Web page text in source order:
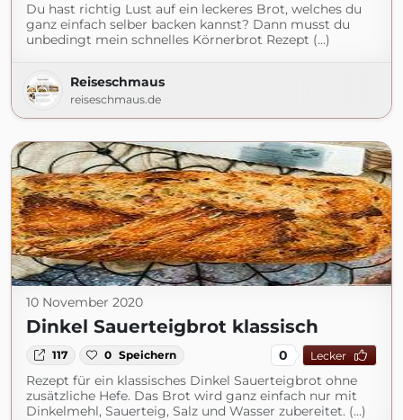
Du hast richtig Lust auf ein leckeres Brot, welches du
ganz einfach selber backen kannst? Dann musst du
unbedingt mein schnelles Körnerbrot Rezept (...)
Reiseschmaus
reiseschmaus.de
10 November 2020
Dinkel Sauerteigbrot klassisch
117 0 Speichern 0 Lecker
Rezept für ein klassisches Dinkel Sauerteigbrot ohne
zusätzliche Hefe. Das Brot wird ganz einfach nur mit
Dinkelmehl, Sauerteig, Salz und Wasser zubereitet. (...)